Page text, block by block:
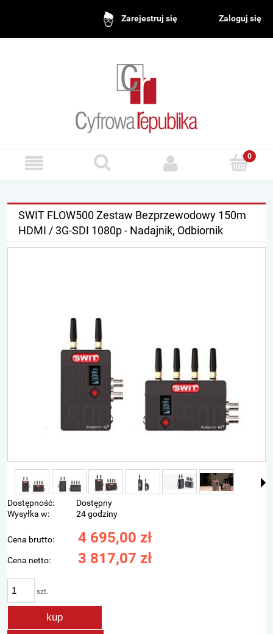
Zarejestruj się Zaloguj się
SWIT FLOW500 Zestaw Bezprzewodowy 150m
HDMI / 3G-SDI 1080p - Nadajnik, Odbiornik
Dostępność:
Dostępny
Wysyłka w:
24 godziny
Cena brutto: 4 695,00 zł
Cena netto: 3 817,07 zł
szt.
kup